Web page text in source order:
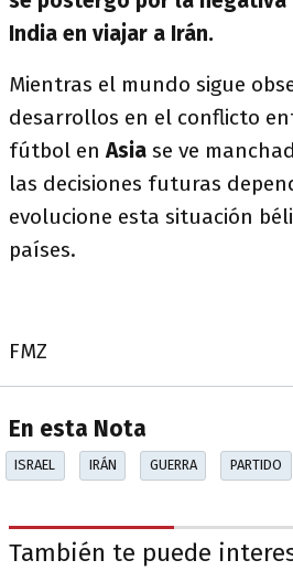
India en viajar a Irán.
Mientras el mundo sigue
desarrollos en el conflicto
fútbol enAsia se ve
las decisiones futuras
evolucione esta situación
países.
FMZ
En esta Nota
ISRAEL IRÁN GUERRA PARTIDO
También te puede